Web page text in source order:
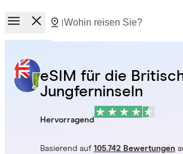
eSIM für die
Jungferninseln
Hervorragend
Basierend auf 105.742 Bewertungen